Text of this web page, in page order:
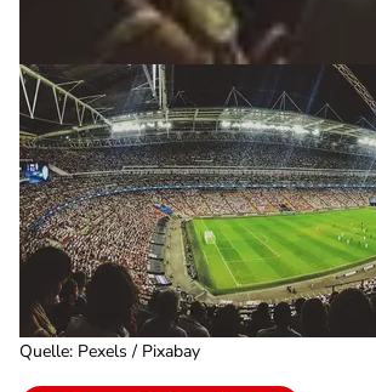
Quelle: Pexels / Pixabay